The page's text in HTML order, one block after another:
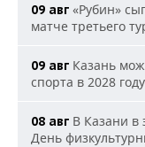
09 авг «Рубин»
матче третьего
09 авг Казань
спорта в 2028 году
08 авг В Казани в
День